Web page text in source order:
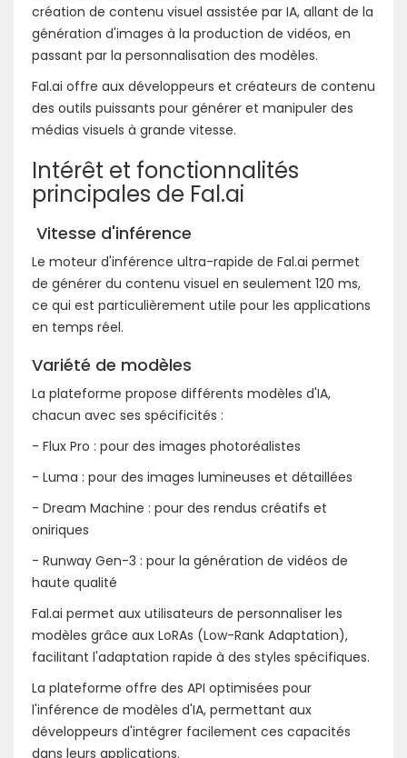
création de contenu visuel assistée par IA, allant de la
génération d'images à la production de vidéos, en
passant par la personnalisation des modèles.
Fal.ai offre aux développeurs et créateurs de contenu
des outils puissants pour générer et manipuler des
médias visuels à grande vitesse.
Intérêt et fonctionnalités
principales de Fal.ai
Vitesse d'inférence
Le moteur d'inférence ultra-rapide de Fal.ai permet
de générer du contenu visuel en seulement 120 ms,
ce qui est particulièrement utile pour les applications
en temps réel.
Variété de modèles
La plateforme propose différents modèles d'IA,
chacun avec ses spécificités :
- Flux Pro : pour des images photoréalistes
- Luma : pour des images lumineuses et détaillées
- Dream Machine : pour des rendus créatifs et
oniriques
- Runway Gen-3 : pour la génération de vidéos de
haute qualité
Fal.ai permet aux utilisateurs de personnaliser les
modèles grâce aux LoRAs (Low-Rank Adaptation),
facilitant l'adaptation rapide à des styles spécifiques.
La plateforme offre des API optimisées pour
l'inférence de modèles d'IA, permettant aux
développeurs d'intégrer facilement ces capacités
dans leurs applications.